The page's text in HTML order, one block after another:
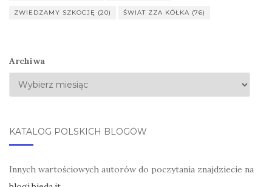
ZWIEDZAMY SZKOCJĘ (20) ŚWIAT ZZA KÓŁKA (76)
Archiwa
KATALOG POLSKICH BLOGÓW
Innych wartościowych autorów do poczytania znajdziecie na